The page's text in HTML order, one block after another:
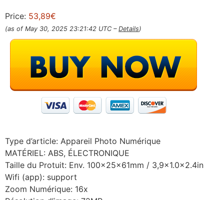
Price: 53,89€
(as of May 30, 2025 23:21:42 UTC – Details)
Type d’article: Appareil Photo Numérique
MATÉRIEL: ABS, ÉLECTRONIQUE
Taille du Protuit: Env. 100x25x61mm / 3,9×1.0x2.4in
Wifi (app): support
Zoom Numérique: 16x